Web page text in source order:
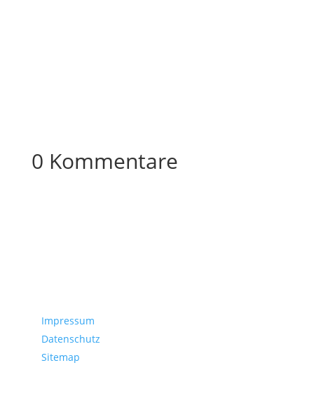
0 Kommentare
Impressum
Datenschutz
Sitemap